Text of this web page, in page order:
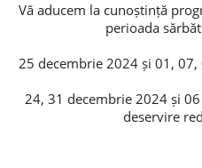
Vă aducem la cunoștință
perioada
25 decembrie 2024 și 01,
24, 31 decembrie 2024 și
deservire